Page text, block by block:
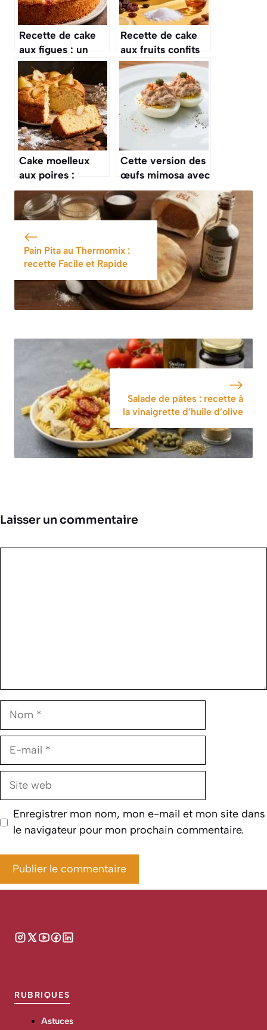
Recette de cake
aux figues : un
délice sucré
Recette de cake
aux fruits confits
extra moelleux
Cake moelleux
aux poires :
recette facile et
savoureuse
Cette version des
œufs mimosa avec
du thon est une
entrée fraîche et
rapide qui change
de l’ordinaire
Pain Pita au Thermomix :
recette Facile et Rapide
Salade de pâtes : recette à
la vinaigrette d’huile d’olive
Laisser un commentaire
Nom
E-
Site
Enregistrer mon nom, mon e-mail et mon site dans
le navigateur pour mon prochain commentaire.
RUBRIQUES
Astuces